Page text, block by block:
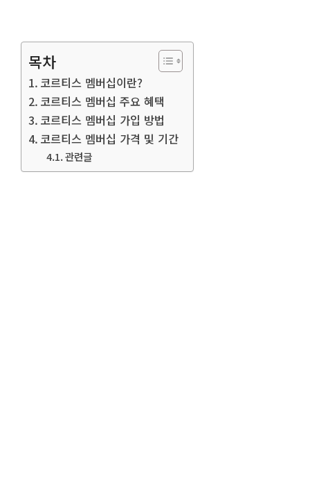
목차
코르티스 멤버십이란?
코르티스 멤버십 주요 혜택
코르티스 멤버십 가입 방법
코르티스 멤버십 가격 및 기간
관련글